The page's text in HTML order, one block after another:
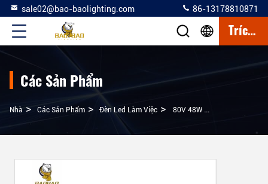
sale02@bao-baolighting.com 86-13178810871
Trích Dẫn
Các Sản Phẩm
Nhà > Các Sản Phẩm > Đèn Led Làm Việc > 80V 48W Trắng 24LED 4inch LED Công Việc Đèn Thanh Cho Xe Tải